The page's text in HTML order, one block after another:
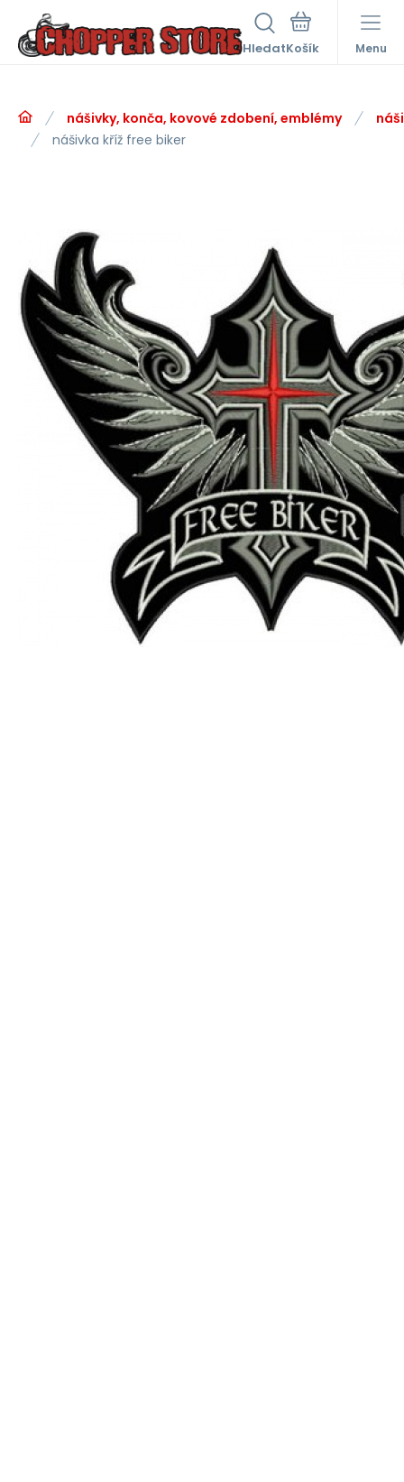
Hledat Menu
nášivky, konča, kovové zdobení, emblémy
nášivka kříž free biker